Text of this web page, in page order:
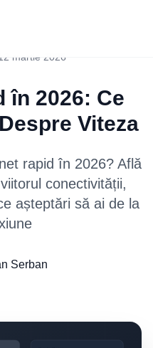
12 martie 2026
în 2026: Ce
Viteza
rapid în 2026? Află
conectivității,
așteptări să ai de la
Serban